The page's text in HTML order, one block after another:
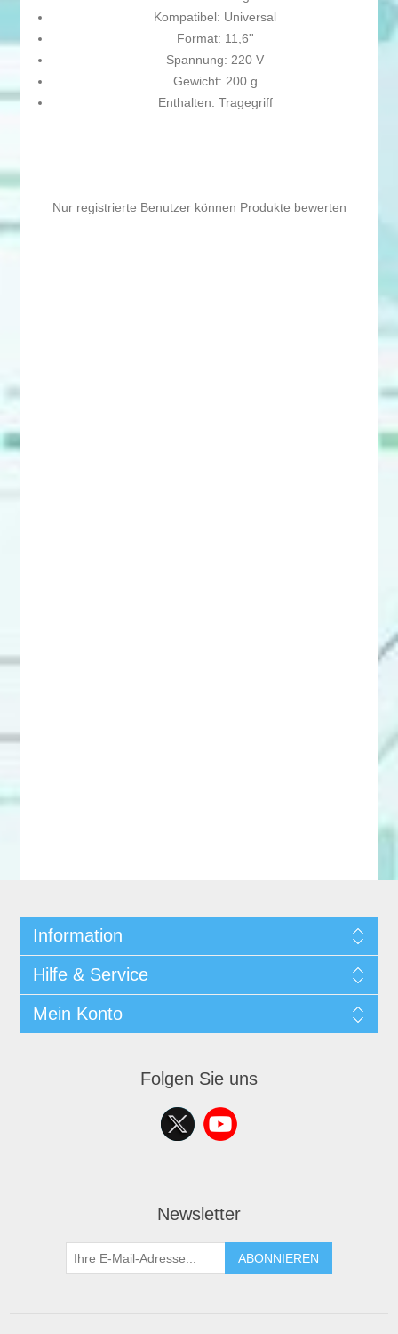
Kompatibel: Universal
Format: 11,6''
Spannung: 220 V
Gewicht: 200 g
Enthalten: Tragegriff
Nur registrierte Benutzer können Produkte bewerten
Information
Hilfe & Service
Mein Konto
Folgen Sie uns
Newsletter
ABONNIEREN